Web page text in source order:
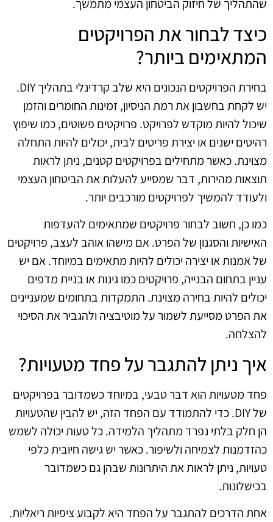
שהתהליך של חיזוק הביטחון העצמי מתמשך.
כיצד לבחור את הפרויקטים
המתאימים ביותר?
בחירת הפרויקטים הנכונים היא שלב קרדינלי בתהליך DIY.
יש לקחת בחשבון את רמת הניסיון, זמינות החומרים והזמן
שיכול להיות מוקדש לפרויקט. פרויקטים פשוטים, כמו שיפוץ
רהיטים ישנים או יצירת פריטים לבית, יכולים להיות התחלה
מצוינת. כאשר מתחילים בפרויקטים קטנים, ניתן לראות
תוצאות מהירות, דבר שמסייע להעלות את הביטחון העצמי
ולעודד להמשיך לפרויקטים מורכבים יותר.
כמו כן, חשוב לבחור פרויקטים שמתאימים להעדפות
האישיות והסגנון של הפרט. אם מישהו אוהב לעצב, פרויקטים
של אמנות או יצירה יכולים להיות מתאימים במיוחד. אם יש
עניין בתחום הבנייה, פרויקטים כמו גינות או בניית מדפים
יכולים להיות בחירה מצוינת. התמקדות בתחומים שמעניינים
את הפרט מסייעת לשמור על מוטיבציה ולהגביר את הסיכוי
להצלחה.
איך ניתן להתגבר על פחד מטעויות?
פחד מטעויות הוא דבר טבעי, במיוחד כשמדובר בפרויקטים
של DIY. כדי להתמודד עם הפחד הזה, יש להבין שהטעויות
הן חלק בלתי נפרד מתהליך הלמידה. כל טעות יכולה לשמש
כהזדמנות לצמיחה ולשיפור. כאשר יש גישה חיובית כלפי
טעויות, ניתן לראות את היתרונות שבהן גם כשמדובר
בכישלונות.
אחת הדרכים להתגבר על הפחד היא לקבוע ציפיות ריאליות.